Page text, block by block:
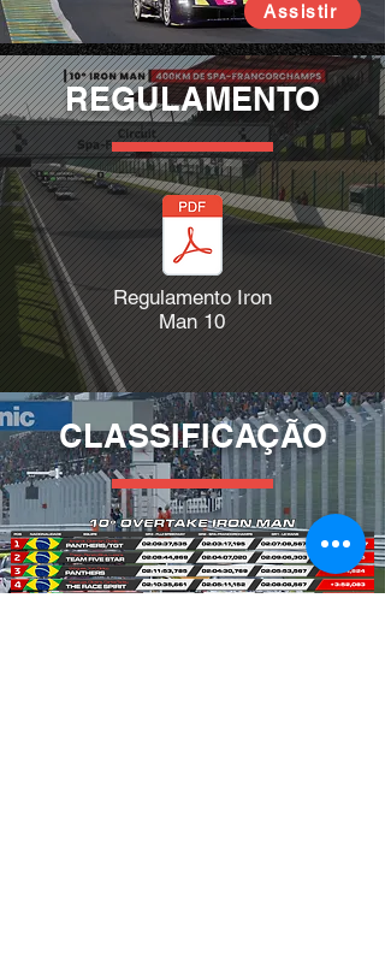
Assistir
REGULAMENTO
Regulamento Iron
Man 10
CLASSIFICAÇÃO